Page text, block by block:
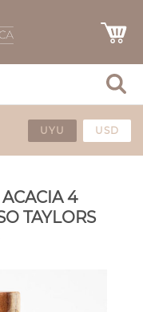
UYU USD
4
TAYLORS